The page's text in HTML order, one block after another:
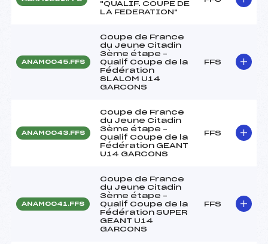
"QUALIF. COUPE DE
LA FEDERATION"
ANAM0045.FFS
Coupe de France
du Jeune Citadin
3ème étape –
Qualif Coupe de la
Fédération
SLALOM U14
GARCONS
FFS
ANAM0043.FFS
Coupe de France
du Jeune Citadin
3ème étape –
Qualif Coupe de la
Fédération GEANT
U14 GARCONS
FFS
ANAM0041.FFS
Coupe de France
du Jeune Citadin
3ème étape –
Qualif Coupe de la
Fédération SUPER
GEANT U14
GARCONS
FFS